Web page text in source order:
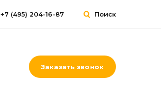
+7 (495) 204-16-87 Поиск
Заказать звонок